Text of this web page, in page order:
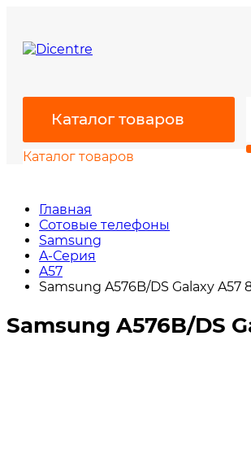
Каталог товаров
Каталог товаров
Главная
Сотовые телефоны
Samsung
A-Серия
A57
Samsung A576B/DS Galaxy
Samsung A576B/DS